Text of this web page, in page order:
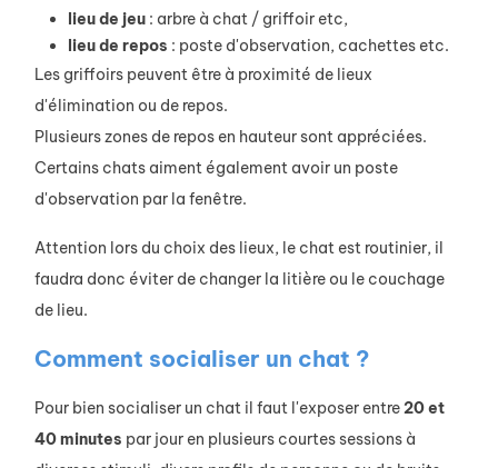
lieu de jeu : arbre à chat / griffoir etc,
lieu de repos : poste d'observation, cachettes etc.
Les griffoirs peuvent être à proximité de lieux
d'élimination ou de repos.
Plusieurs zones de repos en hauteur sont appréciées.
Certains chats aiment également avoir un poste
d'observation par la fenêtre.
Attention lors du choix des lieux, le chat est routinier, il
faudra donc éviter de changer la litière ou le couchage
de lieu.
Comment socialiser un chat ?
Pour bien socialiser un chat il faut l'exposer entre20 et
40 minutes par jour en plusieurs courtes sessions à